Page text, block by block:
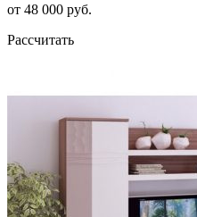
от 48 000 руб.
Рассчитать